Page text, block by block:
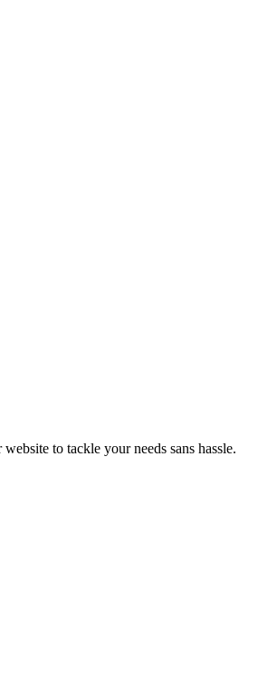
to tackle your needs sans hassle.